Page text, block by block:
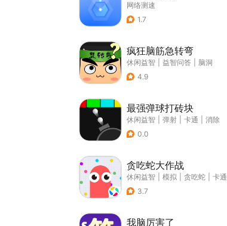
网络测速
1.7
疯狂脑筋急转弯
休闲益智 益智问答
脑洞
4.9
最强弹球打砖块
休闲益智 弹射 卡通
消除
0.0
贪吃蛇大作战
休闲益智 模拟 贪吃蛇
卡通
3.7
我脑厉害了